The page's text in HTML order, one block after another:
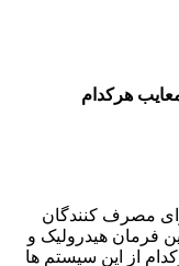
هرکدام
مصرف کنندگان
فرمان هیدرولیک و
از این سیستم ها